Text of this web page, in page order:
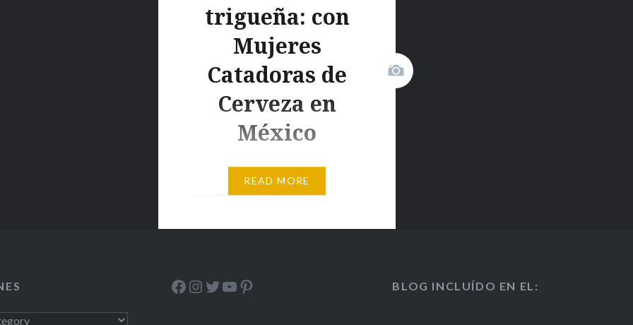
trigueña: con
Mujeres
Catadoras de
Cerveza en
México
El sábado pasado, las chicas de
Ensenada de Mujeres
México e invitados especiales,
historia personal, y del
READ MORE
Facebook
Instagram
Twitter
YouTube
Pinterest BLOG INCLUÍDO EN EL: